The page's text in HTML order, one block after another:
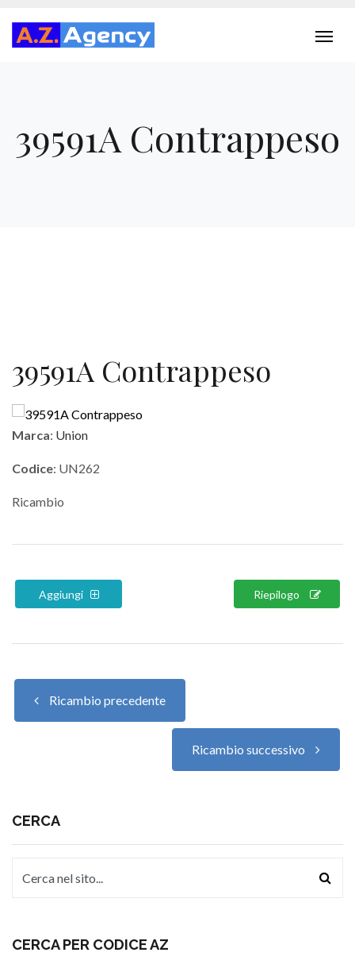
39591A Contrappeso
39591A Contrappeso
Marca: Union
Codice: UN262
Ricambio
Aggiungi Riepilogo
Ricambio precedente
Ricambio successivo
CERCA
CERCA PER CODICE AZ